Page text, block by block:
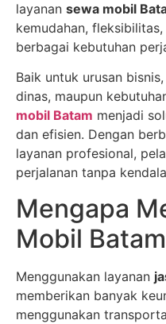
layanan sewa mobil
kemudahan,
berbagai kebutuhan
Baik untuk urusan
dinas, maupun
mobil Batam menjadi
dan efisien. Dengan
layanan profesional,
perjalanan tanpa
Mengapa
Mobil
Menggunakan layanan
memberikan banyak
menggunakan